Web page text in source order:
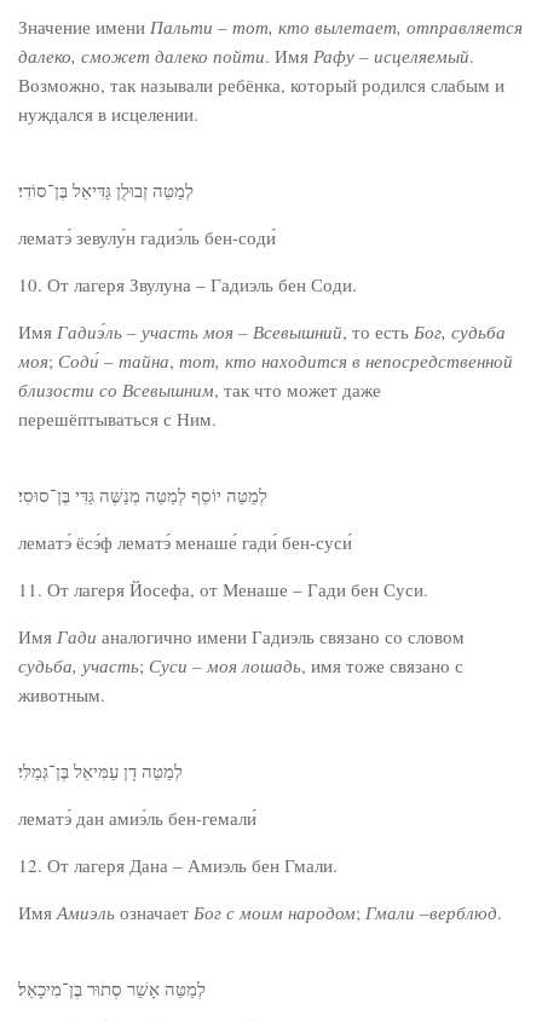
Значение имени Пальти – тот, кто вылетает, отправляется
далеко, сможет далеко пойти. Имя Рафу – исцеляемый.
Возможно, так называли ребёнка, который родился слабым и
нуждался в исцелении.
לְמַטֵּה זְבוּלֻן גַּדִּיאֵל בֶּן־סוֹדִי׃
лематэ́ зевулу́н гадиэ́ль бен-соди́
10. От лагеря Звулуна – Гадиэль бен Соди.
Имя Гадиэ́ль – участь моя – Всевышний, то есть Бог, судьба
моя; Соди́ – тайна, тот, кто находится в непосредственной
близости со Всевышним, так что может даже
перешёптываться с Ним.
לְמַטֵּה יוֹסֵף לְמַטֵּה מְנַשֶּׁה גַּדִּי בֶּן־סוּסִי׃
лематэ́ ёсэ́ф лематэ́ менаше́ гади́ бен-суси́
11. От лагеря Йосефа, от Менаше – Гади бен Суси.
Имя Гади аналогично имени Гадиэль связано со словом
судьба, участь; Суси – моя лошадь, имя тоже связано с
животным.
לְמַטֵּה דָן עַמִּיאֵל בֶּן־גְּמַלִּי׃
лематэ́ дан амиэ́ль бен-гемали́
12. От лагеря Дана – Амиэль бен Гмали.
ИмяАмиэль означает Бог с моим народом; Гмали –верблюд.
לְמַטֵּה אָשֵׁר סְתוּר בֶּן־מִיכָאֵל׃